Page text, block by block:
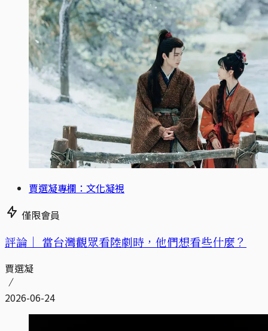
賈選凝專欄：文化凝視
僅限會員
評論｜ 當台灣觀眾看陸劇時，他們想看些什麼？
賈選凝
2026-06-24